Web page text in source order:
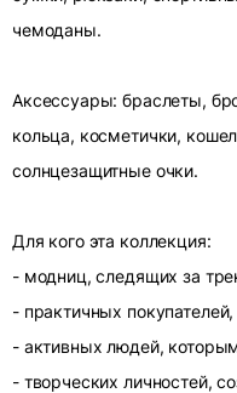
чемоданы.
Аксессуары: браслеты,
кольца, косметички,
солнцезащитные очки.
Для кого эта коллекция:
- модниц, следящих за
- практичных
- активных людей,
- творческих личностей,